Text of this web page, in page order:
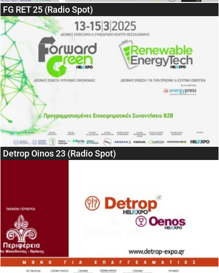
FG RET 25 (Radio Spot)
Detrop Oinos 23 (Radio Spot)